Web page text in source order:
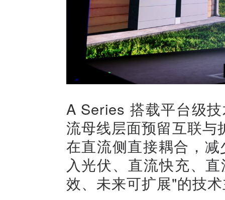
A Series 搭载平台级
流母线层面预留互联
在直流侧直接耦合，
入光伏、直流快充、
效、未来可扩展"的技